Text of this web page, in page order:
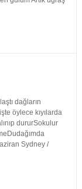
dağların
öylece kıyılarda
dururSokulur
Sydney /